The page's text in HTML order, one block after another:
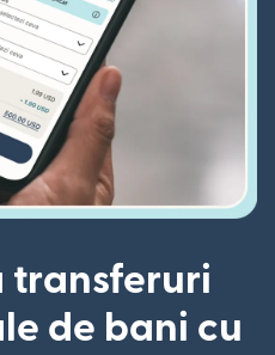
transferuri
de bani cu